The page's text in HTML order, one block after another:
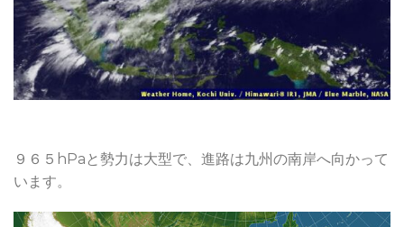
９６５hPaと勢力は大型で、進路は九州の南岸へ向かって
います。